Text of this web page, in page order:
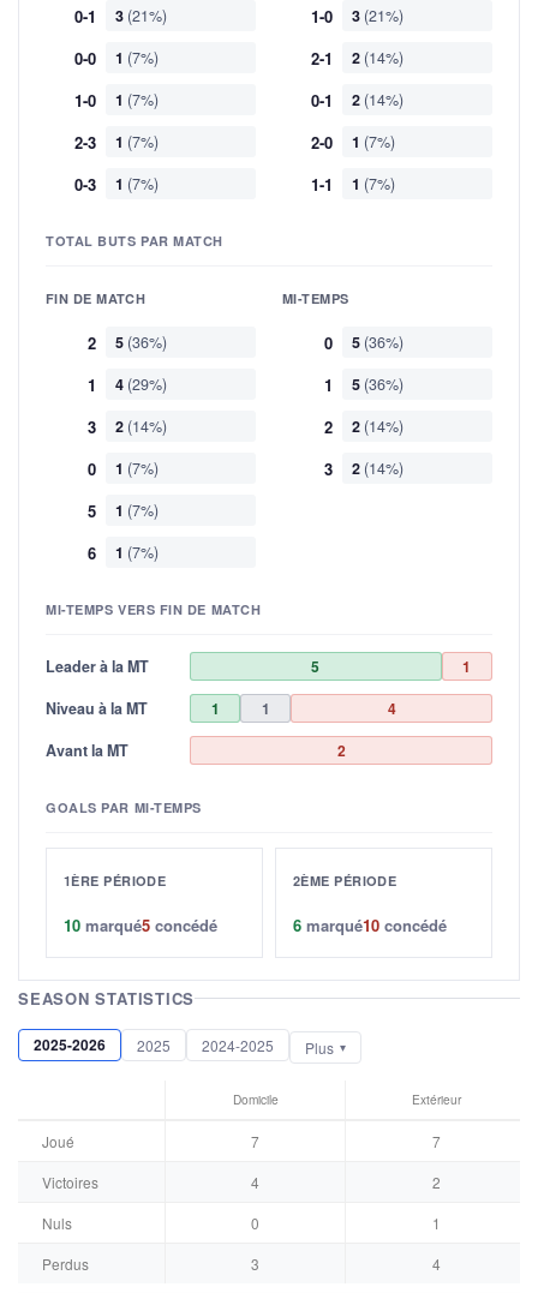
0-1 3 (21%)
0-0 1 (7%)
1-0 1 (7%)
2-3 1 (7%)
0-3 1 (7%)
1-0 3 (21%)
2-1 2 (14%)
0-1 2 (14%)
2-0 1 (7%)
1-1 1 (7%)
TOTAL BUTS PAR MATCH
FIN DE MATCH
2 5 (36%)
1 4 (29%)
3 2 (14%)
0 1 (7%)
5 1 (7%)
6 1 (7%)
MI-TEMPS
0 5 (36%)
1 5 (36%)
2 2 (14%)
3 2 (14%)
MI-TEMPS VERS FIN DE MATCH
Leader à la MT 5
1
Niveau à la MT
1 1
4
Avant la MT
2
GOALS PAR MI-TEMPS
1ÈRE PÉRIODE
10 marqué5 concédé
2ÈME PÉRIODE
6 marqué10 concédé
SEASON STATISTICS
2025-2026 2025 2024-2025 Plus
Domicile Extérieur
Joué 7
7
Victoires
4
2
Nuls
0
1
Perdus
3 4